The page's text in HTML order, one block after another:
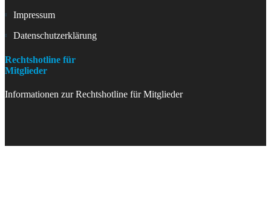
Impressum
Datenschutzerklärung
Rechtshotline für
Mitglieder
Informationen zur Rechtshotline für Mitglieder